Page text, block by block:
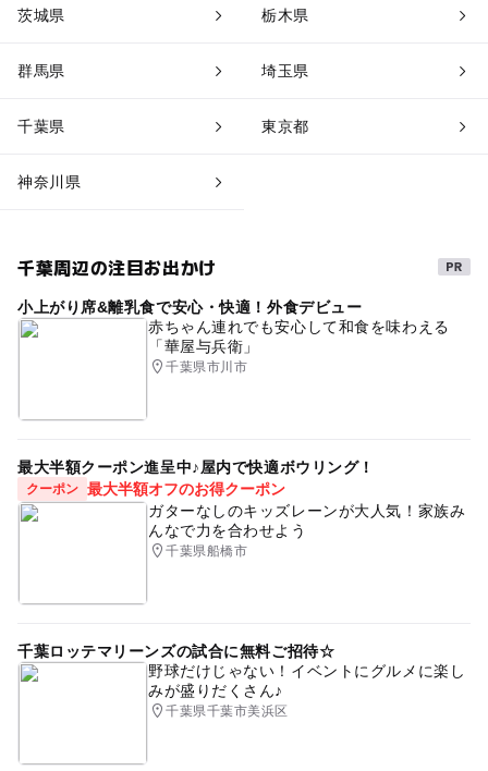
茨城県 栃木県
群馬県 埼玉県
千葉県 東京都
神奈川県
千葉周辺の注目お出かけ
小上がり席&離乳食で安心・快適！外食デビュー
赤ちゃん連れでも安心して和食を味わえる
「華屋与兵衛」
千葉県市川市
最大半額クーポン進呈中♪屋内で快適ボウリング！
クーポン 最大半額オフのお得クーポン
ガターなしのキッズレーンが大人気！家族み
んなで力を合わせよう
千葉県船橋市
千葉ロッテマリーンズの試合に無料ご招待☆
野球だけじゃない！イベントにグルメに楽し
みが盛りだくさん♪
千葉県千葉市美浜区